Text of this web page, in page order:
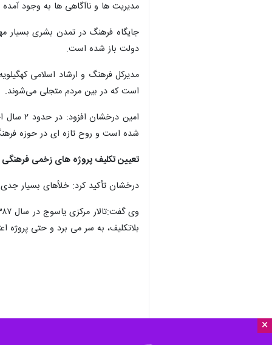
×
مدیریت ها و ناآگاهی ها به وجود
جایگاه فرهنگ در تمدن بشری بسیار
دولت باز شده است.
مدیرکل فرهنگ و ارشاد اسلامی
است که در بین مردم متجلی می‌شوند.
امین
شده است و روح تازه ای در حوزه
تعیین تکلیف پروژه های زخمی فرهنگی
درخشان تأکید کرد: خلأهای بسیار
بلاتکلیف، به سر می برد و حتی پروژه